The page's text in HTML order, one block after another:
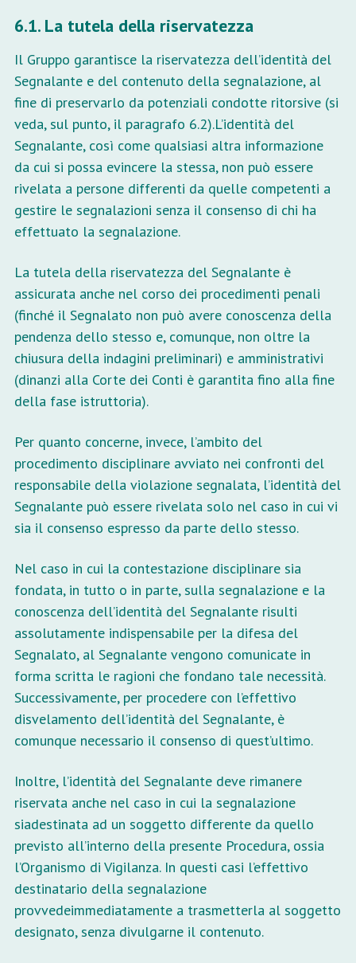
6.1. La tutela della riservatezza
Il Gruppo garantisce la riservatezza dell’identità del
Segnalante e del contenuto della segnalazione, al
fine di preservarlo da potenziali condotte ritorsive (si
veda, sul punto, il paragrafo 6.2).L’identità del
Segnalante, così come qualsiasi altra informazione
da cui si possa evincere la stessa, non può essere
rivelata a persone differenti da quelle competenti a
gestire le segnalazioni senza il consenso di chi ha
effettuato la segnalazione.
La tutela della riservatezza del Segnalante è
assicurata anche nel corso dei procedimenti penali
(finché il Segnalato non può avere conoscenza della
pendenza dello stesso e, comunque, non oltre la
chiusura della indagini preliminari) e amministrativi
(dinanzi alla Corte dei Conti è garantita fino alla fine
della fase istruttoria).
Per quanto concerne, invece, l’ambito del
procedimento disciplinare avviato nei confronti del
responsabile della violazione segnalata, l’identità del
Segnalante può essere rivelata solo nel caso in cui vi
sia il consenso espresso da parte dello stesso.
Nel caso in cui la contestazione disciplinare sia
fondata, in tutto o in parte, sulla segnalazione e la
conoscenza dell’identità del Segnalante risulti
assolutamente indispensabile per la difesa del
Segnalato, al Segnalante vengono comunicate in
forma scritta le ragioni che fondano tale necessità.
Successivamente, per procedere con l’effettivo
disvelamento dell’identità del Segnalante, è
comunque necessario il consenso di quest’ultimo.
Inoltre, l’identità del Segnalante deve rimanere
riservata anche nel caso in cui la segnalazione
siadestinata ad un soggetto differente da quello
previsto all’interno della presente Procedura, ossia
l’Organismo di Vigilanza. In questi casi l’effettivo
destinatario della segnalazione
provvedeimmediatamente a trasmetterla al soggetto
designato, senza divulgarne il contenuto.